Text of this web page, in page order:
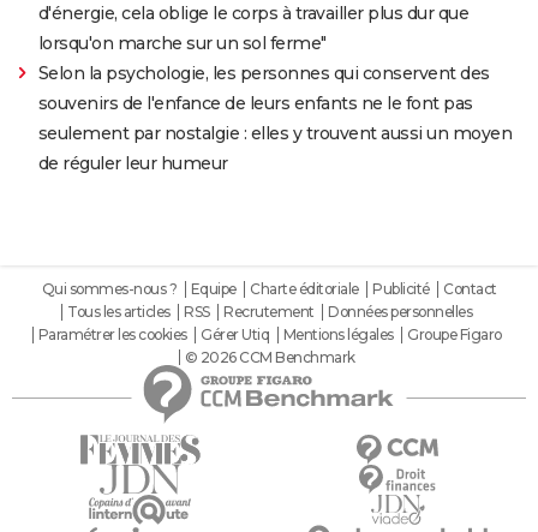
d'énergie, cela oblige le corps à travailler plus dur que
lorsqu'on marche sur un sol ferme"
Selon la psychologie, les personnes qui conservent des
souvenirs de l'enfance de leurs enfants ne le font pas
seulement par nostalgie : elles y trouvent aussi un moyen
de réguler leur humeur
Qui sommes-nous ? Equipe Charte éditoriale Publicité
Contact
Tous les articles
RSS Recrutement
Données personnelles
Paramétrer les cookies
Gérer Utiq Mentions légales
Groupe Figaro
© 2026 CCM Benchmark